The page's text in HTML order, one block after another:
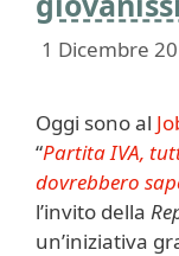
1 Dicembre
Oggi sono al
“Partita IVA,
dovrebbero
l’invito della
un’iniziativa